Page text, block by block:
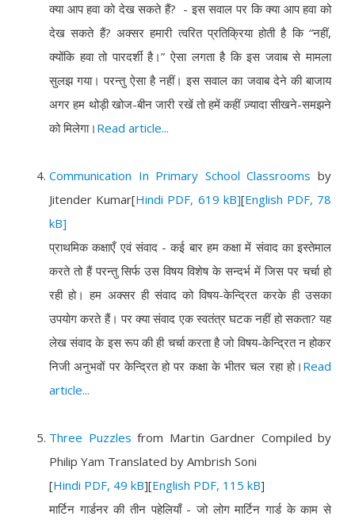
क्या आप हवा को देख सकते हैं? - इस सवाल पर कि क्या आप हवा को
देख सकते हैं? अक्सर हमारी त्वरित प्रतिक्रिया होती है कि “नहीं,
क्योंकि हवा तो पारदर्शी है।” ऐसा लगता है कि इस जवाब से मामला
सुलझ गया। परन्तु ऐसा है नहीं। इस सवाल का जवाब देने की बाजाय
अगर हम थोड़ी खोज-बीन जारी रखें तो हमें कहीं ज़्यादा सीखने-समझने
को मिलेगा। Read article...
Communication In Primary School Classrooms by
Jitender Kumar[Hindi PDF, 619 kB][English PDF, 78
kB]
प्राथमिक कक्षाएँ एवं संवाद - कई बार हम कक्षा में संवाद का इस्तेमाल
करते तो हैं परन्तु सिर्फ उस विषय विशेष के सन्दर्भ में जिस पर चर्चा हो
रही हो। हम अक्सर ही संवाद को विषय-केन्द्रित करके ही उसका
उपयोग करते हैं। पर क्या संवाद एक स्वतंत्र घटक नहीं हो सकता? यह
लेख संवाद के इस रूप की ही चर्चा करता है जो विषय-केन्द्रित न होकर
निजी अनुभवों पर केन्द्रित हो पर कक्षा के भीतर चल रहा हो। Read
article...
Three Puzzles from Martin Gardner Compiled by
Philip Yam Translated by Ambrish Soni
[Hindi PDF, 49 kB][English PDF, 115 kB]
मार्टिन गार्डनर की तीन पहेलियाँ - जो लोग मार्टिन गार्ड के काम से